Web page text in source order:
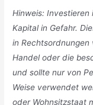
Hinweis: Investieren
Kapital in Gefahr.
in Rechtsordnungen
Handel oder die
und sollte nur von
Weise verwendet
oder Wohnsitzstaat